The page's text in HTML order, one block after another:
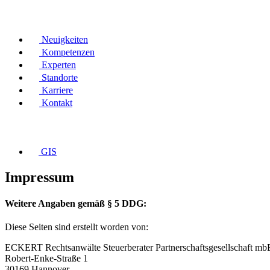
Neuigkeiten
Kompetenzen
Experten
Standorte
Karriere
Kontakt
GIS
Impressum
Weitere Angaben gemäß § 5 DDG:
Diese Seiten sind erstellt worden von:
ECKERT Rechtsanwälte Steuerberater Partnerschaftsgesellschaft
Robert-Enke-Straße 1